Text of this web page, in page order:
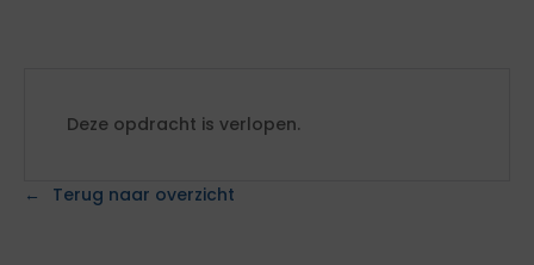
Deze opdracht is verlopen.
Terug naar overzicht